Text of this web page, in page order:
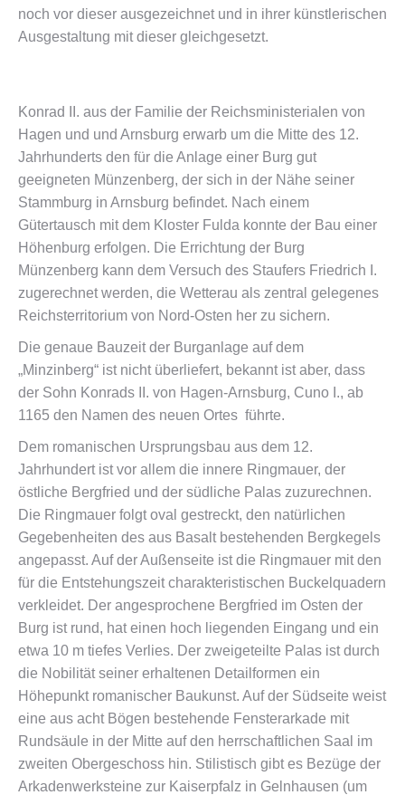
noch vor dieser ausgezeichnet und in ihrer künstlerischen
Ausgestaltung mit dieser gleichgesetzt.
Konrad II. aus der Familie der Reichsministerialen von
Hagen und und Arnsburg erwarb um die Mitte des 12.
Jahrhunderts den für die Anlage einer Burg gut
geeigneten Münzenberg, der sich in der Nähe seiner
Stammburg in Arnsburg befindet. Nach einem
Gütertausch mit dem Kloster Fulda konnte der Bau einer
Höhenburg erfolgen. Die Errichtung der Burg
Münzenberg kann dem Versuch des Staufers Friedrich I.
zugerechnet werden, die Wetterau als zentral gelegenes
Reichsterritorium von Nord-Osten her zu sichern.
Die genaue Bauzeit der Burganlage auf dem
„Minzinberg“ ist nicht überliefert, bekannt ist aber, dass
der Sohn Konrads II. von Hagen-Arnsburg, Cuno I., ab
1165 den Namen des neuen Ortes führte.
Dem romanischen Ursprungsbau aus dem 12.
Jahrhundert ist vor allem die innere Ringmauer, der
östliche Bergfried und der südliche Palas zuzurechnen.
Die Ringmauer folgt oval gestreckt, den natürlichen
Gegebenheiten des aus Basalt bestehenden Bergkegels
angepasst. Auf der Außenseite ist die Ringmauer mit den
für die Entstehungszeit charakteristischen Buckelquadern
verkleidet. Der angesprochene Bergfried im Osten der
Burg ist rund, hat einen hoch liegenden Eingang und ein
etwa 10 m tiefes Verlies. Der zweigeteilte Palas ist durch
die Nobilität seiner erhaltenen Detailformen ein
Höhepunkt romanischer Baukunst. Auf der Südseite weist
eine aus acht Bögen bestehende Fensterarkade mit
Rundsäule in der Mitte auf den herrschaftlichen Saal im
zweiten Obergeschoss hin. Stilistisch gibt es Bezüge der
Arkadenwerksteine zur Kaiserpfalz in Gelnhausen (um